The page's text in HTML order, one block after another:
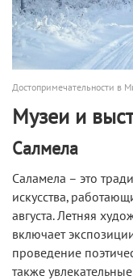
Достопримечательности в
Музеи и
Салмела
Саламела – это
искусства,
августа. Летняя
включает
проведение
также